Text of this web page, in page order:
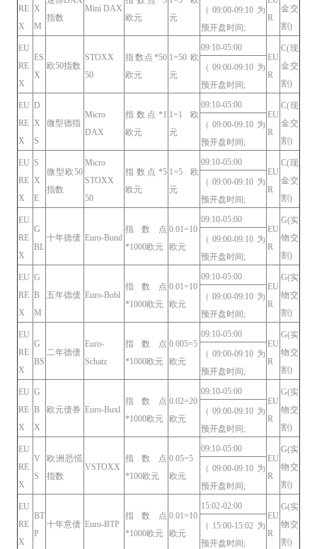
RE
X
X
M
指数
Mini DAX
欧元
元
R
金交
割)
（09:00-09:10为
预开盘时间;
EU
RE
X
ES
X
欧50指数
STOXX
50
指数点*50
欧元
1=50欧
元
09:10-05:00
EU
R
C(现
金交
割)
（09:00-09:10为
预开盘时间;
EU
RE
X
D
X
S
微型德指
Micro
DAX
指数点*1
欧元
1=1欧
元
09:10-05:00
EU
R
C(现
金交
割)
（09:00-09:10为
预开盘时间;
EU
RE
X
S
X
E
微型欧50
指数
Micro
STOXX
50
指数点*5
欧元
1=5欧
元
09:10-05:00
EU
R
C(现
金交
割)
（09:00-09:10为
预开盘时间;
EU
RE
X
G
BL
十年德债 Euro-Bund
指数点
*1000欧元
0.01=10
欧元
09:10-05:00
EU
R
G(实
物交
割)
（09:00-09:10为
预开盘时间;
EU
RE
X
G
B
M
五年德债 Euro-Bobl
指数点
*1000欧元
0.01=10
欧元
09:10-05:00
EU
R
G(实
物交
割)
（09:00-09:10为
预开盘时间;
EU
RE
X
G
BS
二年德债
Euro-
Schatz
指数点
*1000欧元
0.005=5
欧元
09:10-05:00
EU
R
G(实
物交
割)
（09:00-09:10为
预开盘时间;
EU
RE
X
G
B
X
欧元债券 Euro-Buxl
指数点
*1000欧元
0.02=20
欧元
09:10-05:00
EU
R
G(实
物交
割)
（09:00-09:10为
预开盘时间;
EU
RE
X
V
S
欧洲恐慌
指数
VSTOXX
指数点
*100欧元
0.05=5
欧元
09:10-05:00
EU
R
G(实
物交
割)
（09:00-09:10为
预开盘时间;
EU
RE
X
BT
P
十年意债 Euro-BTP
指数点
*1000欧元
0.01=10
欧元
15:02-02:00
EU
R
G(实
物交
割)
（15:00-15:02为
预开盘时间;